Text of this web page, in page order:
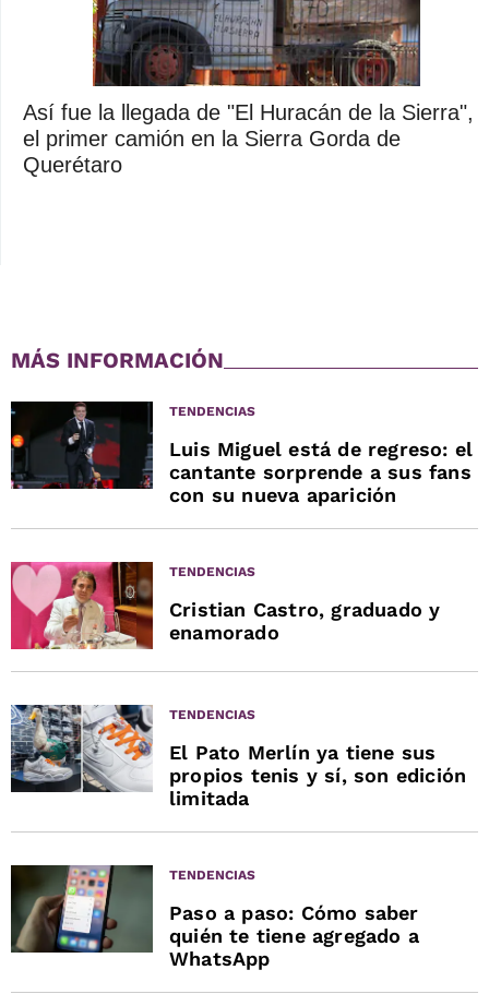
Así fue la llegada de "El Huracán de la Sierra",
el primer camión en la Sierra Gorda de
Querétaro
MÁS INFORMACIÓN
TENDENCIAS
Luis Miguel está de regreso: el
cantante sorprende a sus fans
con su nueva aparición
TENDENCIAS
Cristian Castro, graduado y
enamorado
TENDENCIAS
El Pato Merlín ya tiene sus
propios tenis y sí, son edición
limitada
TENDENCIAS
Paso a paso: Cómo saber
quién te tiene agregado a
WhatsApp